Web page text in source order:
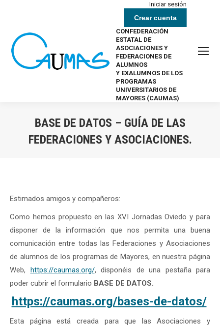
Iniciar sesión
Crear cuenta
CONFEDERACIÓN
ESTATAL DE
ASOCIACIONES Y
FEDERACIONES DE
ALUMNOS
Y EXALUMNOS DE LOS
PROGRAMAS
UNIVERSITARIOS DE
MAYORES (CAUMAS)
BASE DE DATOS – GUÍA DE LAS
FEDERACIONES Y ASOCIACIONES.
Estimados amigos y compañeros:
Como hemos propuesto en las XVI Jornadas Oviedo y para
disponer de la información que nos permita una buena
comunicación entre todas las Federaciones y Asociaciones
de alumnos de los programas de Mayores, en nuestra página
Web, https://caumas.org/, disponéis de una pestaña para
poder cubrir el formulario BASE DE DATOS.
https://caumas.org/bases-de-datos/
Esta página está creada para que las Asociaciones y